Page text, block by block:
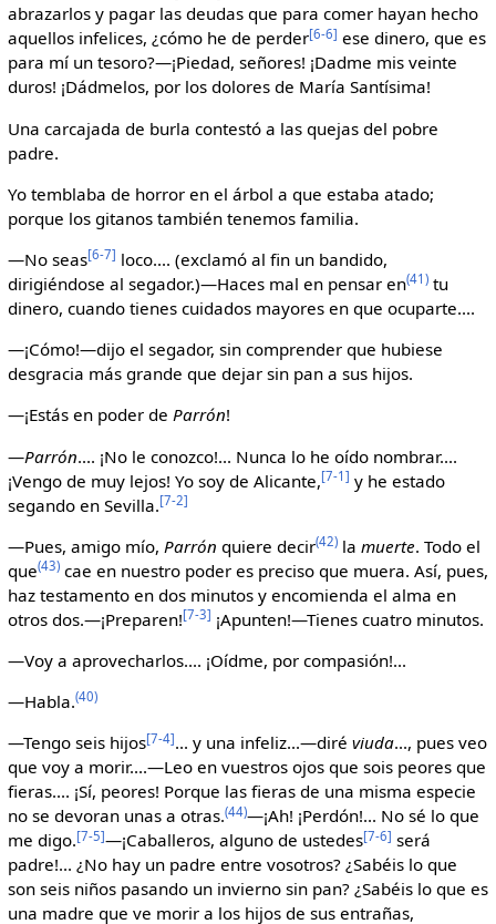
abrazarlos y pagar las deudas que para comer hayan hecho
aquellos infelices, ¿cómo he de perder[6-6] ese dinero, que es
para mí un tesoro?—¡Piedad, señores! ¡Dadme mis veinte
duros! ¡Dádmelos, por los dolores de María Santísima!
Una carcajada de burla contestó a las quejas del pobre
padre.
Yo temblaba de horror en el árbol a que estaba atado;
porque los gitanos también tenemos familia.
—No seas[6-7] loco.... (exclamó al fin un bandido,
dirigiéndose al segador.)—Haces mal en pensar en(41)tu
dinero, cuando tienes cuidados mayores en que ocuparte....
—¡Cómo!—dijo el segador, sin comprender que hubiese
desgracia más grande que dejar sin pan a sus hijos.
—¡Estás en poder de Parrón!
—Parrón.... ¡No le conozco!... Nunca lo he oído nombrar....
¡Vengo de muy lejos! Yo soy de Alicante,[7-1] y he estado
segando en Sevilla.[7-2]
—Pues, amigo mío, Parrón quiere decir(42)la muerte. Todo el
que(43)cae en nuestro poder es preciso que muera. Así, pues,
haz testamento en dos minutos y encomienda el alma en
otros dos.—¡Preparen![7-3] ¡Apunten!—Tienes cuatro minutos.
—Voy a aprovecharlos.... ¡Oídme, por compasión!...
—Habla.(40)
—Tengo seis hijos[7-4]... y una infeliz...—diré viuda..., pues veo
que voy a morir....—Leo en vuestros ojos que sois peores que
fieras.... ¡Sí, peores! Porque las fieras de una misma especie
no se devoran unas a otras.(44)—¡Ah! ¡Perdón!... No sé lo que
me digo.[7-5]—¡Caballeros, alguno de ustedes[7-6] será
padre!... ¿No hay un padre entre vosotros? ¿Sabéis lo que
son seis niños pasando un invierno sin pan? ¿Sabéis lo que es
una madre que ve morir a los hijos de sus entrañas,